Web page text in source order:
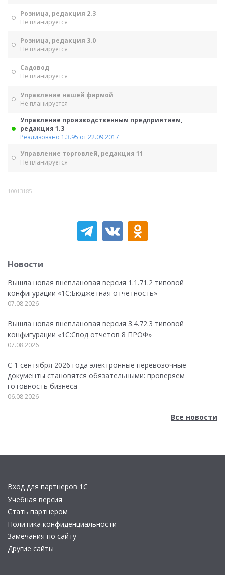
Розница, редакция 2.3
Не планируется
Розница, редакция 3.0
Не планируется
Садовод
Не планируется
Управление нашей фирмой
Не планируется
Управление производственным предприятием,
редакция 1.3
Реализовано 1.3.95 от 22.09.2017
Управление торговлей, редакция 11
Не планируется
10013185
Новости
Вышла новая внеплановая версия 1.1.71.2 типовой
конфигурации «1C:Бюджетная отчетность»
07.08.2026
Вышла новая внеплановая версия 3.4.72.3 типовой
конфигурации «1C:Свод отчетов 8 ПРОФ»
07.08.2026
С 1 сентября 2026 года электронные перевозочные
документы становятся обязательными: проверяем
готовность бизнеса
06.08.2026
Все новости
Вход для партнеров 1С
Учебная версия
Стать партнером
Политика конфиденциальности
Замечания по сайту
Другие сайты